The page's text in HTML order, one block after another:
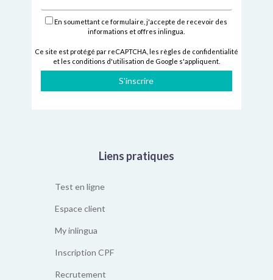
En soumettant ce formulaire, j'accepte de recevoir des
informations et offres inlingua.
Ce site est protégé par reCAPTCHA, les règles de confidentialité
etles conditions d'utilisation de Google s'appliquent.
S'inscrire
Liens pratiques
Test en ligne
Espace client
My inlingua
Inscription CPF
Recrutement